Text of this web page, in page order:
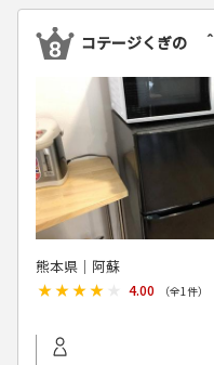
コテージくぎの ＾
熊本県│阿蘇
★★★★★
★★★★★ 4.00 （全1 件）